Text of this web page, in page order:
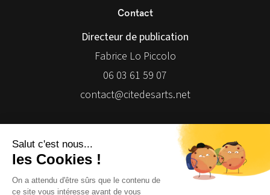
Contact
Directeur de publication
Fabrice Lo Piccolo
06 03 61 59 07
contact@citedesarts.net